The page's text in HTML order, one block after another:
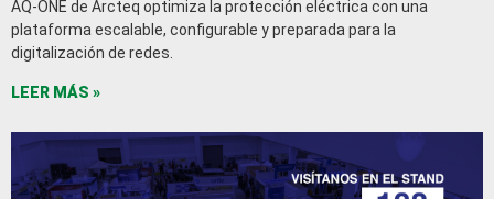
AQ-ONE de Arcteq optimiza la protección eléctrica con una
plataforma escalable, configurable y preparada para la
digitalización de redes.
LEER MÁS »